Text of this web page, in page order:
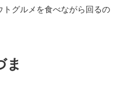
グルメを食べながら回るの
ま